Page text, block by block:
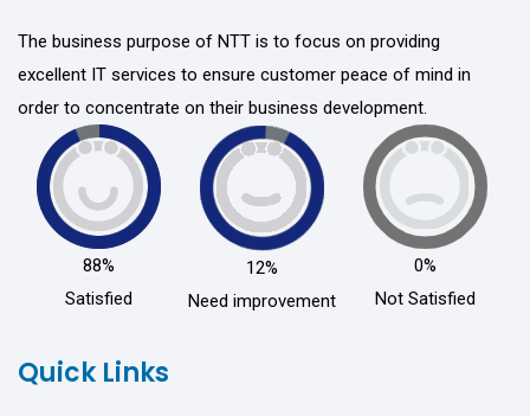
The business purpose of NTT is to focus on providing
excellent IT services to ensure customer peace of mind in
order to concentrate on their business development.
88%
Satisfied
12%
Need improvement
0%
Not Satisfied
Quick Links